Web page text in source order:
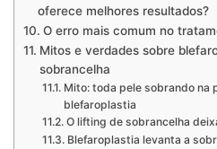
oferece melhores resultados?
O erro mais comum no
Mitos e verdades sobre
sobrancelha
Mito: toda pele sobrando na
blefaroplastia
O lifting de sobrancelha
Blefaroplastia levanta a